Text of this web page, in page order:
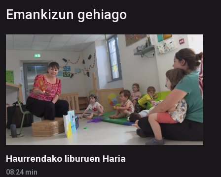
Emankizun gehiago
Haurrendako liburuen Haria
08:24 min